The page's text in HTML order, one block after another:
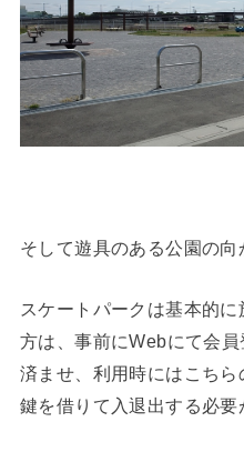
そして遊具のある公園の向
スケートパークは基本的
方は、事前にWebにて会
済ませ、利用時にはこち
鍵を借りて入退出する必要